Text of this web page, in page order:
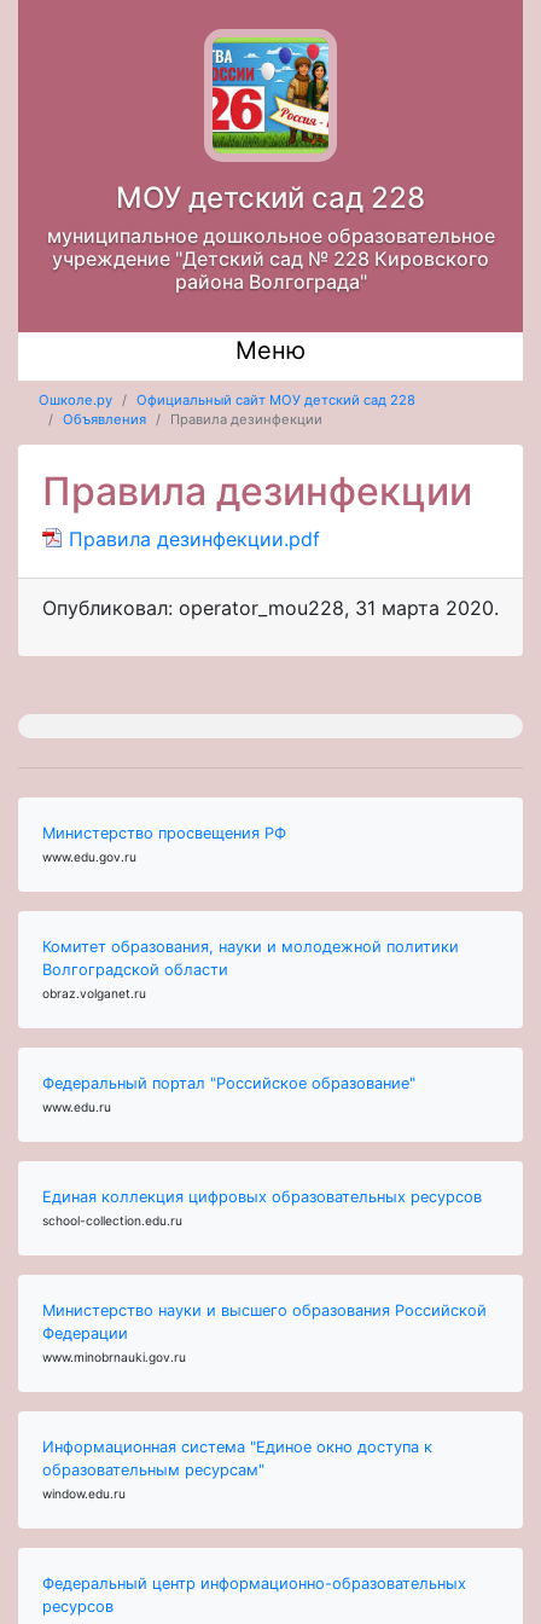
МОУ детский сад 228
муниципальное дошкольное образовательное
учреждение "Детский сад № 228 Кировского
района Волгограда"
Меню
Ошколе.ру
Официальный сайт МОУ детский сад 228
Объявления
Правила дезинфекции
Правила дезинфекции
Правила дезинфекции.pdf
Опубликовал: operator_mou228, 31 марта 2020.
Министерство просвещения РФ
www.edu.gov.ru
Комитет образования, науки и молодежной политики
Волгоградской области
obraz.volganet.ru
Федеральный портал "Российское образование"
www.edu.ru
Единая коллекция цифровых образовательных ресурсов
school-collection.edu.ru
Министерство науки и высшего образования Российской
Федерации
www.minobrnauki.gov.ru
Информационная система "Единое окно доступа к
образовательным ресурсам"
window.edu.ru
Федеральный центр информационно-образовательных
ресурсов